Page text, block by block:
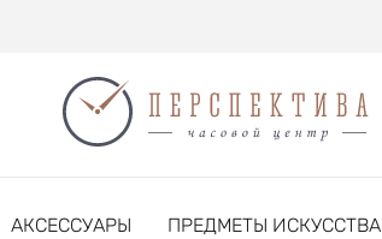
АКСЕССУАРЫ ПРЕДМЕТЫ ИСКУССТВА